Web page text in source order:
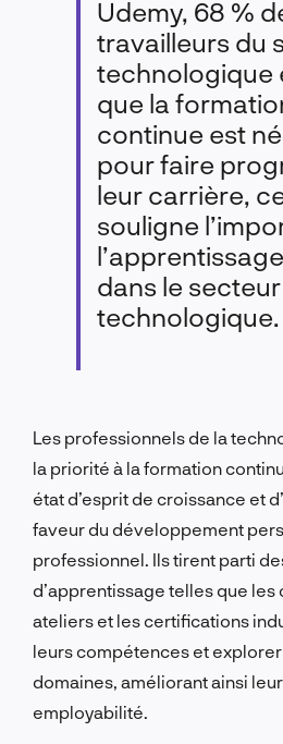
Udemy, 68 %
travailleurs du
technologique
que la
continue est
pour faire
leur carrière,
souligne
dans le secteur
technologique.
Les professionnels de la
la priorité à la formation
état d’esprit de croissance et
faveur du développement
professionnel. Ils tirent parti
d’apprentissage telles que les
ateliers et les certifications
leurs compétences et
domaines, améliorant ainsi
employabilité.